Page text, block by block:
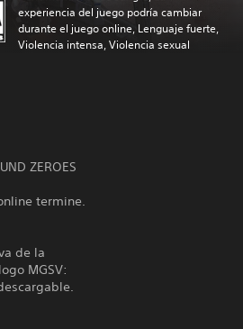
experiencia del juego podría cambiar
durante el juego online, Lenguaje fuerte,
Violencia intensa, Violencia sexual
ZEROES
termine.
de la
MGSV: